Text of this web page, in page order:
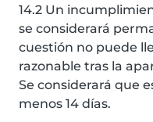
14.2 Un
se considerará
cuestión no puede
razonable tras la
Se considerará que
menos 14 días.